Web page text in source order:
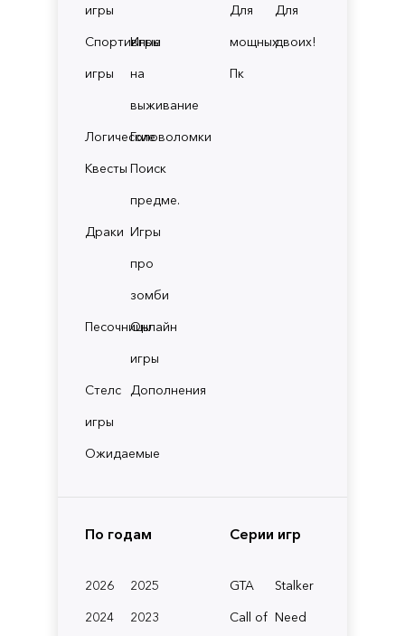
игры
Спортивные
игры
Игры
на
выживание
ЛогическиеГоловоломки
Квесты Поиск
предме.
Драки Игры
про
зомби
ПесочницыОнлайн
игры
Стелс
игры
Дополнения
Ожидаемые
Для
мощных
Пк
Для
двоих!
По годам
2026
2025
2024
2023
Серии игр
GTA
Stalker
Call of Need